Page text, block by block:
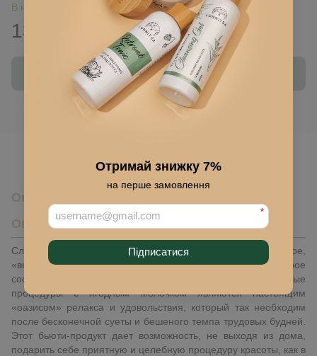
Отримай знижку 7%
на перше замовлення
*
Підписатися
В наличии
130 грн 185 грн
Купить
для отображения накопительной скидки
Описание
Описание
Сливки для ванны «Клубника» (Agidel) – ароматное,
«вкусное» и очень полезное средство для купания, которое
состоит исключительно из натуральных ингредиентов. Водные
процедуры с ягодным молочком являются настоящим
«оазисом» релакса и удовольствия, который так необходим
после бесконечной суеты и бешеного темпа трудовых будней.
Этот бьюти-продукт дает возможность, не выходя из дома,
подарить себе приятную и целебную процедуру красоты, как в